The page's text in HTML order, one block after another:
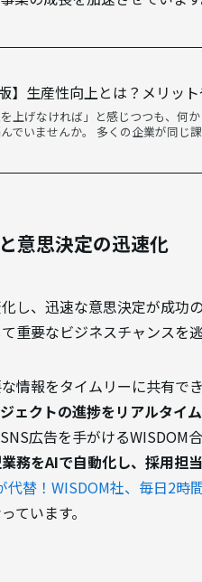
版】生産性向上とは？メリッ
を上げなければ」と感じつつも、何
でいませんか。 多くの企業が同じ
意思決定の迅速化
し、迅速な意思決定が成功
重要なビジネスチャンスを
情報をタイムリーに共有で
ェクトの進捗をリアルタイ
SNS広告を手がけるWISDOM
務をAIで自動化し、採用担
替！WISDOM社、毎日2時
ています。